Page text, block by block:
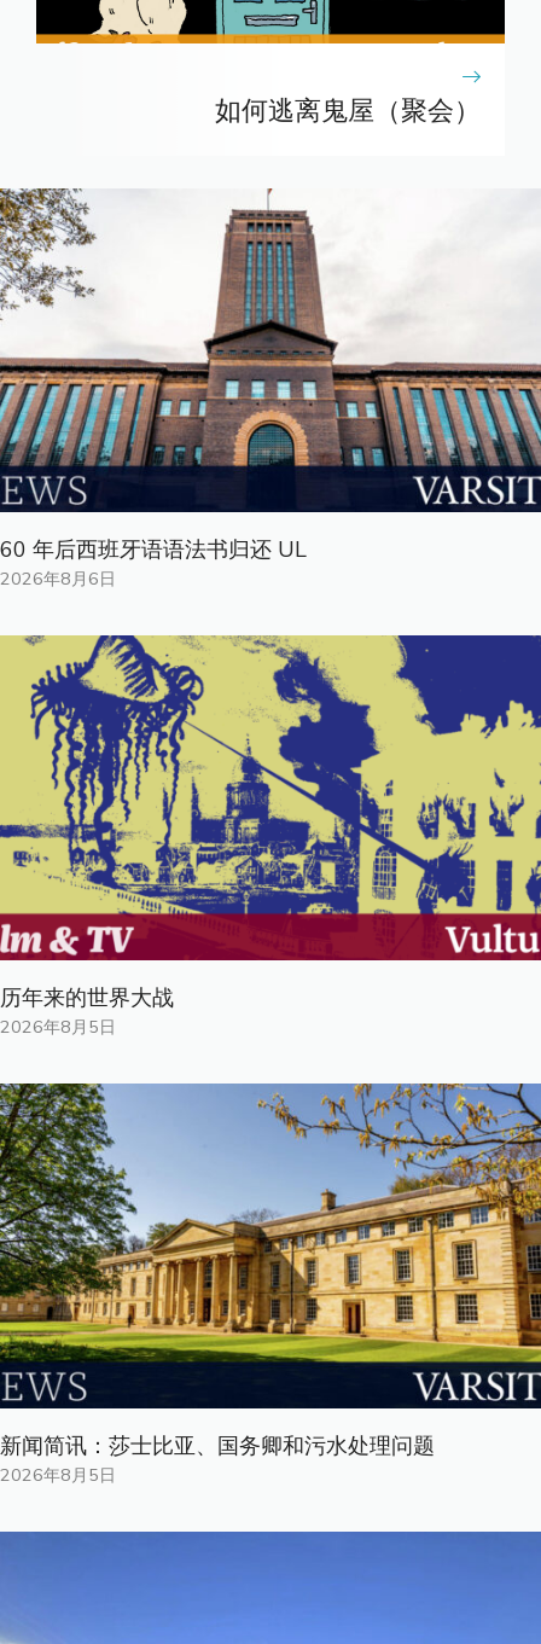
如何逃离鬼屋（聚会）
60 年后西班牙语语法书归还 UL
2026年8月6日
历年来的世界大战
2026年8月5日
新闻简讯：莎士比亚、国务卿和污水处理问题
2026年8月5日